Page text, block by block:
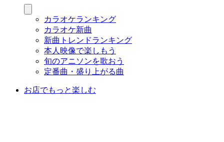
カラオケランキング
カラオケ新曲
新曲トレンドランキング
本人映像で楽しもう
旬のアニソンを歌おう
定番曲・盛り上がる曲
お店でもっと楽しむ